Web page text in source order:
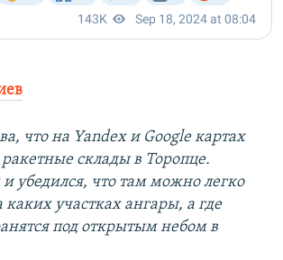
что на Yandex и Google картах
склады в Торопце.
убедился, что там можно легко
каких участках ангары, а где
под открытым небом в